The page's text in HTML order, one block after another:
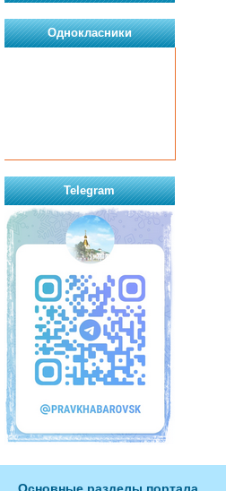
Однокласники
Telegram